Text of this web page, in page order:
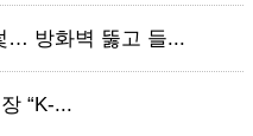
… 방화벽 뚫고 들...
“K-...